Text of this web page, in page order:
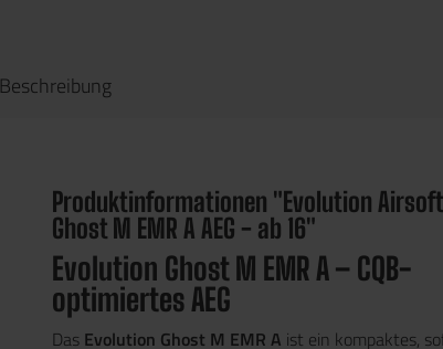
Beschreibung
Produktinformationen "Evolution Airsoft
Ghost M EMR A AEG - ab 16"
Evolution Ghost M EMR A – CQB-
optimiertes AEG
Das Evolution Ghost M EMR A ist ein kompaktes,